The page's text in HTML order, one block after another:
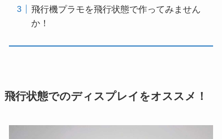
飛行機プラモを飛行状態で作ってみません
か！
飛行状態でのディスプレイをオススメ！